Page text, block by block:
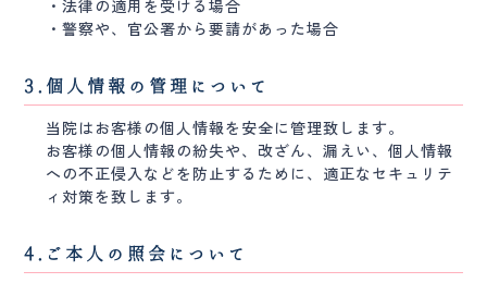
・法律の適用を受ける場合
・警察や、官公署から要請があった場合
3.個人情報の管理について
当院はお客様の個人情報を安全に管理致します。
お客様の個人情報の紛失や、改ざん、漏えい、個人情報
への不正侵入などを防止するために、適正なセキュリテ
ィ対策を致します。
4.ご本人の照会について